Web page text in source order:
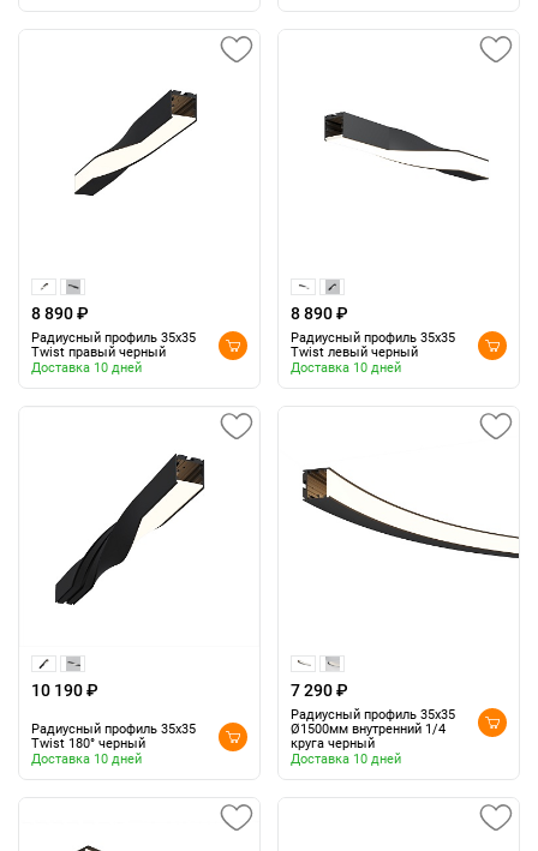
8 890 ₽
Радиусный профиль 35x35
Twist правый черный
Доставка 10 дней
8 890 ₽
Радиусный профиль 35x35
Twist левый черный
Доставка 10 дней
10 190 ₽
Радиусный профиль 35x35
Twist 180° черный
Доставка 10 дней
7 290 ₽
Радиусный профиль 35x35
Ø1500мм внутренний 1/4
круга черный
Доставка 10 дней